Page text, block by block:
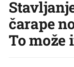
čarape
To može